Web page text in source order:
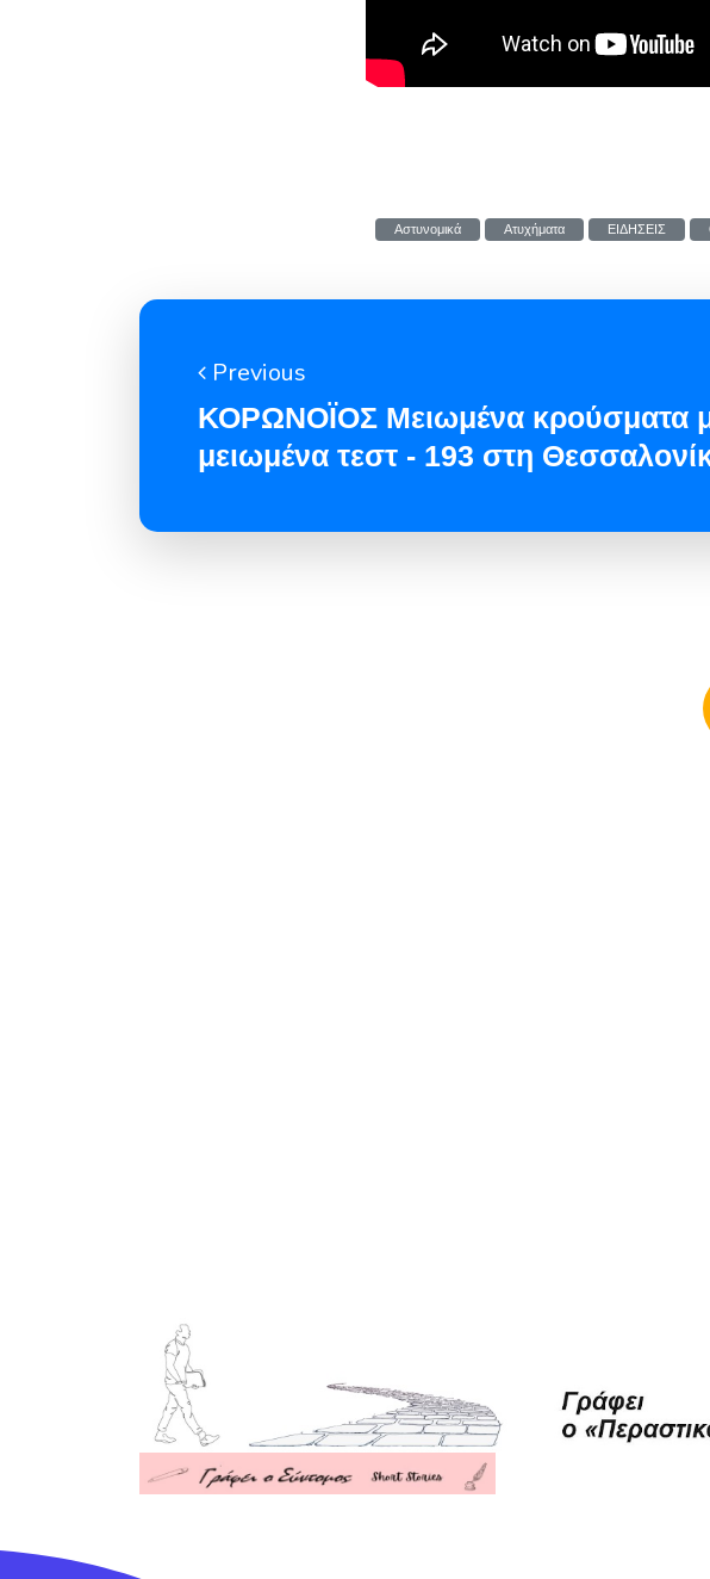
Αστυνομικά Ατυχήματα ΕΙΔΗΣΕΙΣ
Previous
ΚΟΡΩΝΟΪΟΣ Μειωμένα κρούσματα
μειωμένα τεστ - 193 στη